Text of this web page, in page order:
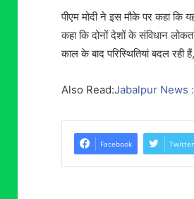
पीएम मोदी ने इस मौके पर कहा कि
कहा कि दोनों देशों के संविधान
काल के बाद परिस्थितियां बदल
Also Read:Jabalpur News :-
Facebook Twitter